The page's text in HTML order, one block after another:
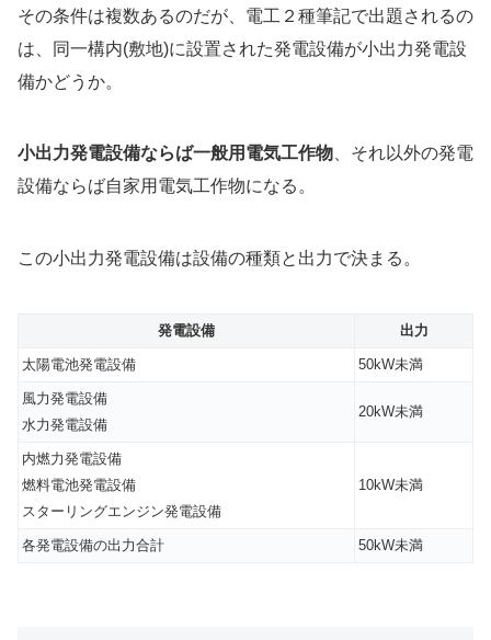
その条件は複数あるのだが、電工２種筆記で出題されるの
は、同一構内(敷地)に設置された発電設備が小出力発電設
備かどうか。
小出力発電設備ならば一般用電気工作物 、それ以外の発電
設備ならば自家用電気工作物になる。
この小出力発電設備は設備の種類と出力で決まる。
発電設備 出力
太陽電池発電設備 50kW未満
風力発電設備
水力発電設備
20kW未満
内燃力発電設備
燃料電池発電設備
スターリングエンジン発電設備
10kW未満
各発電設備の出力合計 50kW未満